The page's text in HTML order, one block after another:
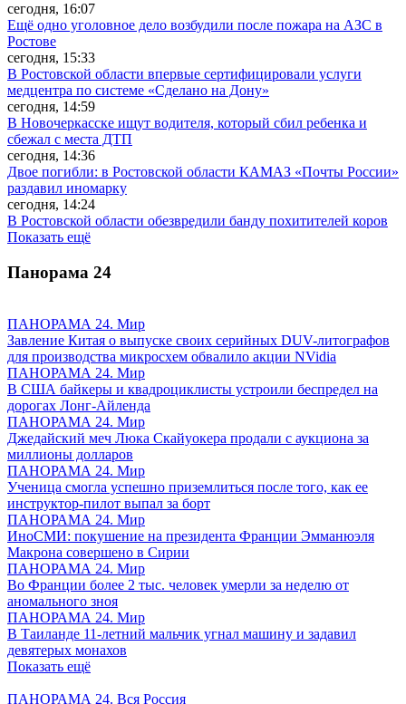
сегодня, 16:07
Ещё одно уголовное дело возбудили после пожара на АЗС в
Ростове
сегодня, 15:33
В Ростовской области впервые сертифицировали услуги
медцентра по системе «Сделано на Дону»
сегодня, 14:59
В Новочеркасске ищут водителя, который сбил ребенка и
сбежал с места ДТП
сегодня, 14:36
Двое погибли: в Ростовской области КАМАЗ «Почты России»
раздавил иномарку
сегодня, 14:24
В Ростовской области обезвредили банду похитителей коров
Показать ещё
Панорама 24
ПАНОРАМА 24. Мир
Завление Китая о выпуске своих серийных DUV-литографов
для производства микросхем обвалило акции NVidia
ПАНОРАМА 24. Мир
В США байкеры и квадроциклисты устроили беспредел на
дорогах Лонг-Айленда
ПАНОРАМА 24. Мир
Джедайский меч Люка Скайуокера продали с аукциона за
миллионы долларов
ПАНОРАМА 24. Мир
Ученица смогла успешно приземлиться после того, как ее
инструктор-пилот выпал за борт
ПАНОРАМА 24. Мир
ИноСМИ: покушение на президента Франции Эмманюэля
Макрона совершено в Сирии
ПАНОРАМА 24. Мир
Во Франции более 2 тыс. человек умерли за неделю от
аномального зноя
ПАНОРАМА 24. Мир
В Таиланде 11-летний мальчик угнал машину и задавил
девятерых монахов
Показать ещё
ПАНОРАМА 24. Вся Россия